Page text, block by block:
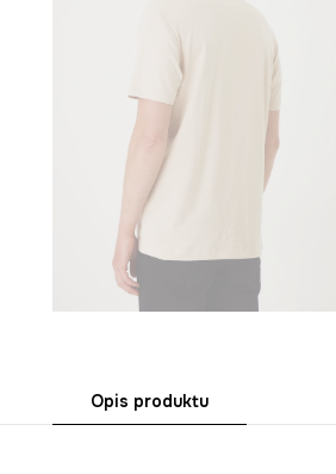
Opis produktu